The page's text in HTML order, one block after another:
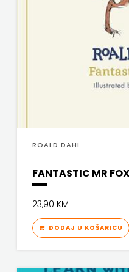
ROALD DAHL
FANTASTIC MR FOX
23,90 KM
DODAJ U KOŠARICU